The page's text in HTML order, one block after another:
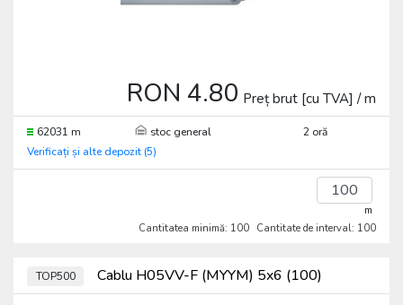
RON 4.80 Preț brut [cu TVA] / m
62031 m stoc general
2 oră
Verificați și alte depozit (5)
m
Cantitatea minimă: 100 Cantitate de interval: 100
TOP500 Cablu H05VV-F (MYYM) 5x6 (100)